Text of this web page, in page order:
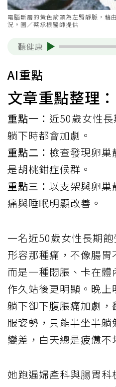
電腦斷層的黃色箭頭為左腎靜脈，藉
況。圖／蔡承根醫師提供
聽健康
AI重點
文章重點整理：
重點一： 近50歲女性
躺下時都會加劇。
重點二： 檢查發現卵巢
是胡桃鉗症候群。
重點三： 以支架與卵巢
痛與睡眠明顯改善。
一名近50歲女性長期
形容那種痛，不像腸胃
而是一種悶脹、卡在
作久站後更明顯。晚
躺下卻下腹脹痛加劇
服姿勢，只能半坐半
變差，白天總是疲憊不
她跑遍婦產科與腸胃科